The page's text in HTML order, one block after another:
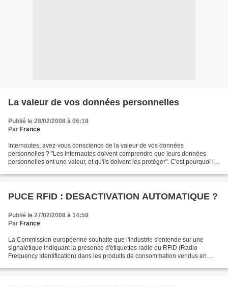
La valeur de vos données personnelles
Publié le 28/02/2008 à 06:18
Par France
Internautes, avez-vous conscience de la valeur de vos données
personnelles ? "Les internautes doivent comprendre que leurs données
personnelles ont une valeur, et qu'ils doivent les protéger". C'est pourquoi la
PUCE RFID : DESACTIVATION AUTOMATIQUE ?
Publié le 27/02/2008 à 14:58
Par France
La Commission européenne souhaite que l'industrie s'entende sur une
signalétique indiquant la présence d'étiquettes radio ou RFID (Radio
Frequency Identification) dans les produits de consommation vendus en